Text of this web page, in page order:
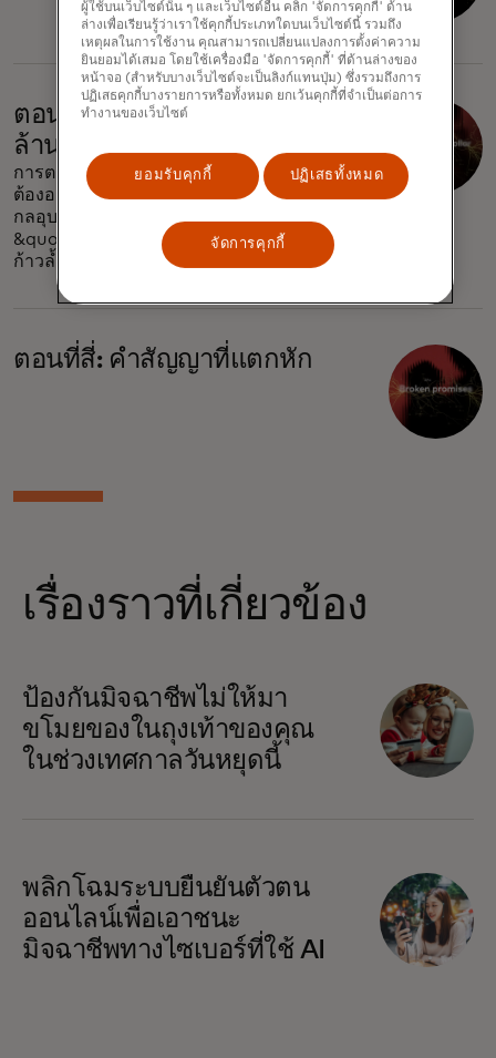
ตอนที่สาม: ภาพลวงตาพัน
ล้านดอลลาร์
การตรวจจับการหลอกลวงด้านการลงทุน
ต้องอาศัยความระมัดระวัง ทำความเข้าใจ
กลอุบายทางสังคมและอันตรายของ
&quot;ผลตอบแทนที่รับประกัน&quot; —
ก้าวล้ำหน้าอยู่เสมอ
ตอนที่สี่: คำสัญญาที่แตกหัก
เรื่องราวที่เกี่ยวข้อง
ป้องกันมิจฉาชีพไม่ให้มา
ขโมยของในถุงเท้าของคุณ
ในช่วงเทศกาลวันหยุดนี้
พลิกโฉมระบบยืนยันตัวตน
ออนไลน์เพื่อเอาชนะ
มิจฉาชีพทางไซเบอร์ที่ใช้ AI
ผู้ใช้บนเว็บไซต์นั้น ๆ และเว็บไซต์อื่น คลิก 'จัดการคุกกี้' ด้าน
ล่างเพื่อเรียนรู้ว่าเราใช้คุกกี้ประเภทใดบนเว็บไซต์นี้ รวมถึง
เหตุผลในการใช้งาน คุณสามารถเปลี่ยนแปลงการตั้งค่าความ
ยินยอมได้เสมอ โดยใช้เครื่องมือ 'จัดการคุกกี้' ที่ด้านล่างของ
หน้าจอ (สำหรับบางเว็บไซต์จะเป็นลิงก์แทนปุ่ม) ซึ่งรวมถึงการ
ปฏิเสธคุกกี้บางรายการหรือทั้งหมด ยกเว้นคุกกี้ที่จำเป็นต่อการ
ทำงานของเว็บไซต์
ยอมรับคุกกี้ ปฏิเสธทั้งหมด
จัดการคุกกี้